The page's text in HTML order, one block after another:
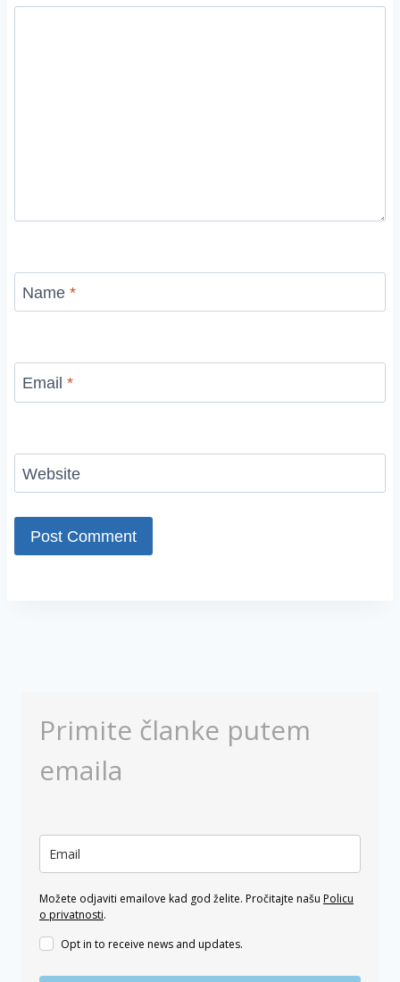
Name *
Email *
Website
Primite članke putem
emaila
Možete odjaviti emailove kad god želite. Pročitajte našu Policu
o privatnosti.
Opt in to receive news and updates.